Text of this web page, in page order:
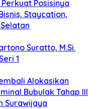
Posisinya
Staycation,
Suratto, M.Si.
1
Alokasikan
Bubulak Tahap III
Surawijaya